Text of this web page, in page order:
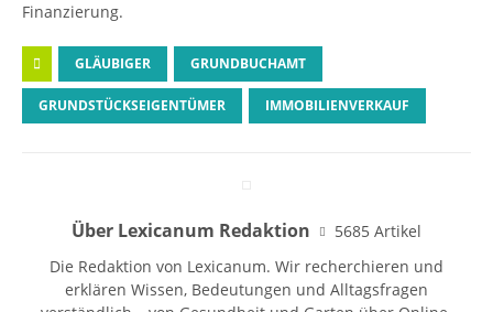
Finanzierung.
GLÄUBIGER GRUNDBUCHAMT
GRUNDSTÜCKSEIGENTÜMER IMMOBILIENVERKAUF
Über Lexicanum Redaktion
5685 Artikel
Die Redaktion von Lexicanum. Wir recherchieren und
erklären Wissen, Bedeutungen und Alltagsfragen